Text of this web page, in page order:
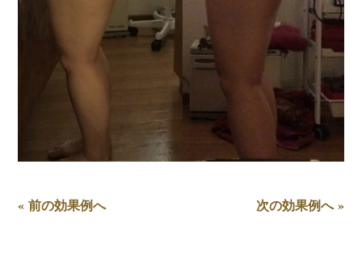
« 前の効果例へ 次の効果例へ »